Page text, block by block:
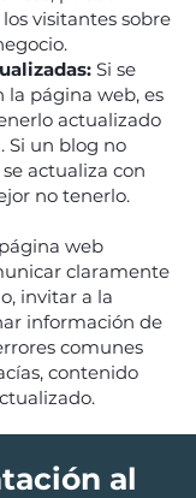
visitantes sobre
Si se
la página web, es
actualizado
Si un blog no
actualiza con
no tenerlo.
web
claramente
invitar a la
información de
comunes
contenido
al